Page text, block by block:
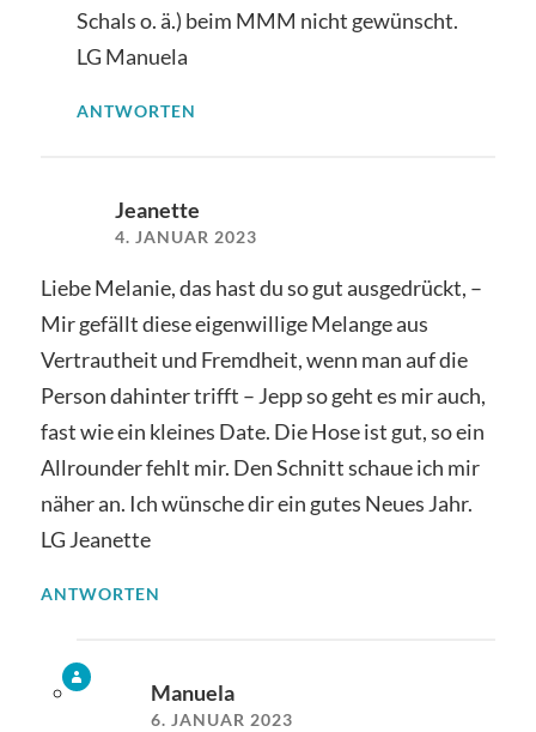
Schals o. ä.) beim MMM nicht gewünscht.
LG Manuela
ANTWORTEN
Jeanette
4. JANUAR 2023
Liebe Melanie, das hast du so gut ausgedrückt, –
Mir gefällt diese eigenwillige Melange aus
Vertrautheit und Fremdheit, wenn man auf die
Person dahinter trifft – Jepp so geht es mir auch,
fast wie ein kleines Date. Die Hose ist gut, so ein
Allrounder fehlt mir. Den Schnitt schaue ich mir
näher an. Ich wünsche dir ein gutes Neues Jahr.
LG Jeanette
ANTWORTEN
Manuela
6. JANUAR 2023